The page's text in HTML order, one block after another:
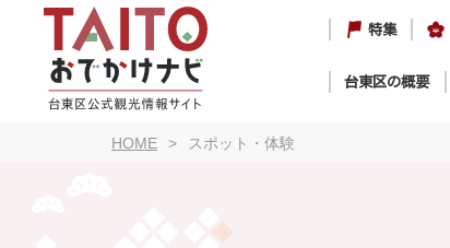
特集
台東区の概要
HOME スポット・体験